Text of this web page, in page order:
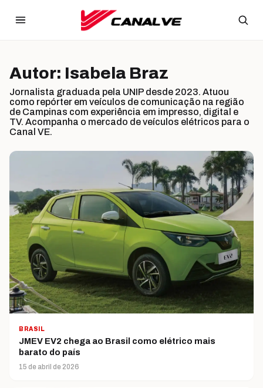
Autor: Isabela Braz
Jornalista graduada pela UNIP desde 2023. Atuou
como repórter em veículos de comunicação na região
de Campinas com experiência em impresso, digital e
TV. Acompanha o mercado de veículos elétricos para o
Canal VE.
BRASIL
JMEV EV2 chega ao Brasil como elétrico mais
barato do país
15 de abril de 2026